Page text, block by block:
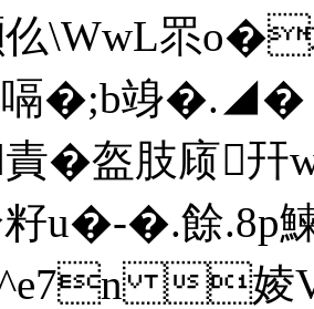
\WwL眔o�
�;b竧�.◢�
責�盔肢庼
籽u�-�.餘.8p
婈